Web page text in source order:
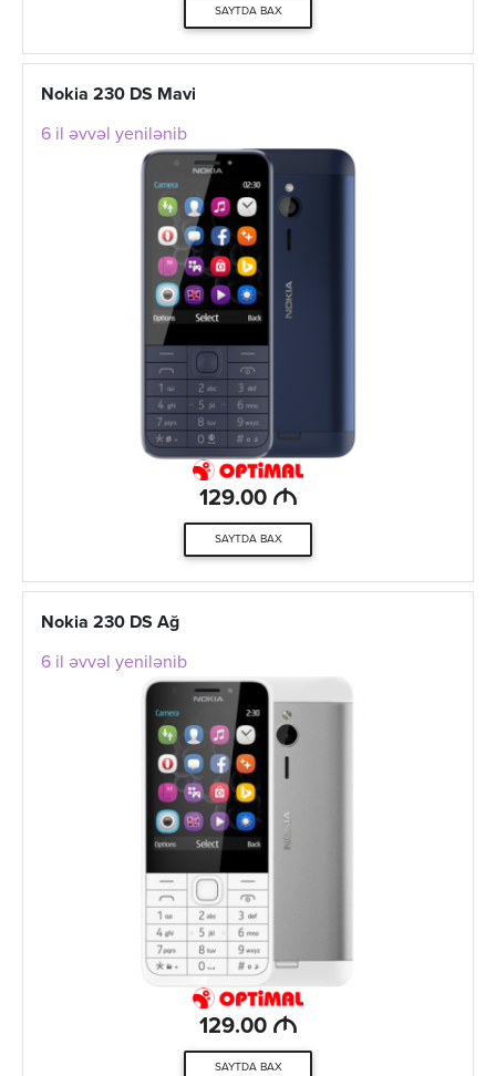
SAYTDA BAX
Nokia 230 DS Mavi
6 il əvvəl yenilənib
129.00 M
SAYTDA BAX
Nokia 230 DS Ağ
6 il əvvəl yenilənib
129.00 M
SAYTDA BAX